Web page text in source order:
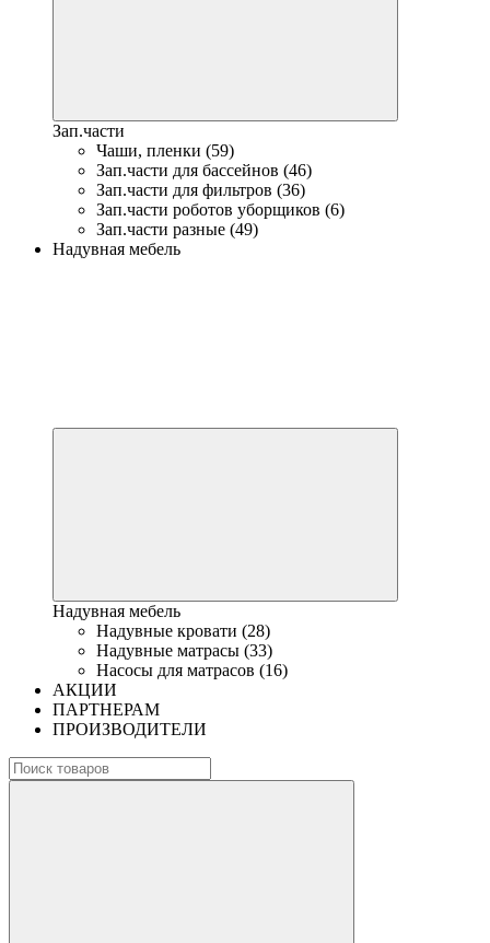
Зап.части
Чаши, пленки (59)
Зап.части для бассейнов (46)
Зап.части для фильтров (36)
Зап.части роботов уборщиков (6)
Зап.части разные (49)
Надувная мебель
Надувная мебель
Надувные кровати (28)
Надувные матрасы (33)
Насосы для матрасов (16)
АКЦИИ
ПАРТНЕРАМ
ПРОИЗВОДИТЕЛИ